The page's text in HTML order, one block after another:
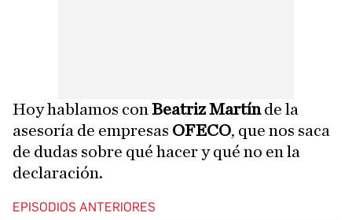
Hoy hablamos con Beatriz Martínde la
asesoría de empresas OFECO, que nos saca
de dudas sobre qué hacer y qué no en la
declaración.
EPISODIOS ANTERIORES